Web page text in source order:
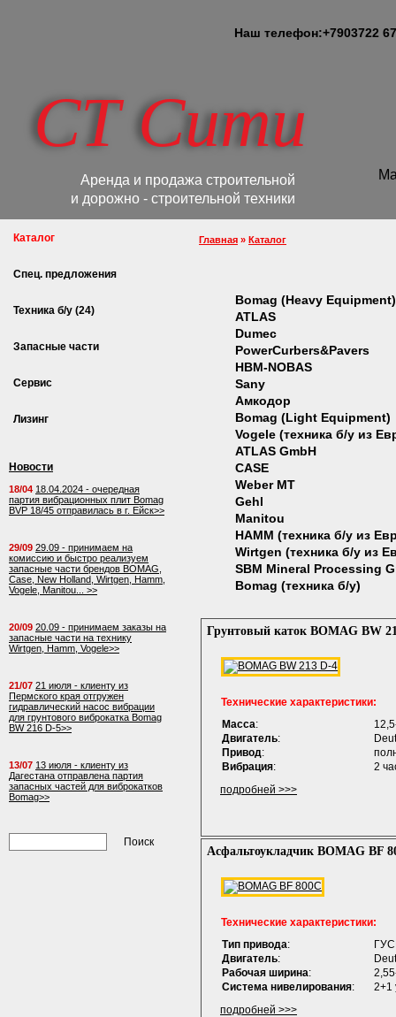
Наш телефон:+7903722
СТ Сити
Аренда и продажа строительной
и дорожно - строительной техники
Главная » Каталог
Bomag (Heavy Equipment)
ATLAS
Dumec
PowerCurbers&Pavers
HBM-NOBAS
Sany
Амкодор
Bomag (Light Equipment)
Vogele (техника б/у из
ATLAS GmbH
CASE
Weber MT
Gehl
Manitou
HAMM (техника б/у из
Wirtgen (техника б/у из
SBM Mineral Processing
Bomag (техника б/у)
Грунтовый каток BOMAG BW
Технические характеристики:
Масса:
Двигатель:
Привод:
Вибрация:
2
подробней >>>
Асфальтоукладчик BOMAG BF
Технические характеристики:
Тип привода:
Двигатель:
Рабочая ширина:
Система нивелирования:
2+1
подробней >>>
Каталог
Спец. предложения
Техника б/у (24)
Запасные части
Сервис
Лизинг
Новости
18/04 18.04.2024 - очередная
партия вибрационных плит Bomag
BVP 18/45 отправилась в г. Ейск>>
29/09 29.09 - принимаем на
комиссию и быстро реализуем
запасные части брендов BOMAG,
Case, New Holland, Wirtgen, Hamm,
Vogele, Manitou... >>
20/09 20.09 - принимаем заказы на
запасные части на технику
Wirtgen, Hamm, Vogele>>
21/07 21 июля - клиенту из
Пермского края отгружен
гидравлический насос вибрации
для грунтового виброкатка Bomag
BW 216 D-5>>
13/07 13 июля - клиенту из
Дагестана отправлена партия
запасных частей для виброкатков
Bomag>>